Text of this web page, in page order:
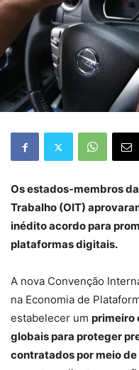
Os estados-membros
Trabalho (OIT)
inédito acordo para
plataformas digitais.
A nova Convenção
na Economia de
estabelecer um primeiro
globais para proteger
contratados por meio